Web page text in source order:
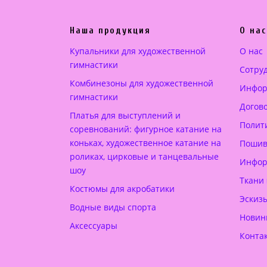
ь
н
я
н
а
с
с
т
:
5
0
0
Наша продукция
Купальники для художественной
гимнастики
Комбинезоны для художественной
гимнастики
Платья для выступлений и
соревнований: фигурное катание на
коньках, художественное катание на
роликах, цирковые и танцевальные
шоу
Костюмы для акробатики
Водные виды спорта
Аксессуары
О нас
О нас